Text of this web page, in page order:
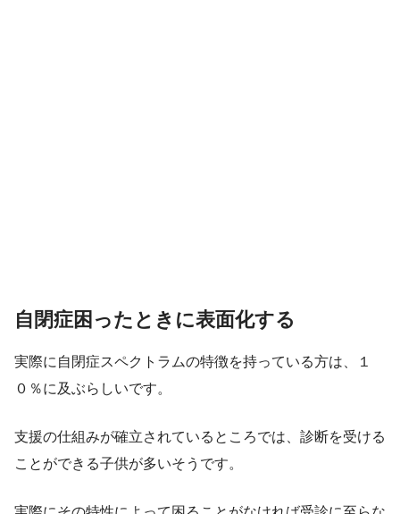
自閉症困ったときに表面化する
実際に自閉症スペクトラムの特徴を持っている方は、１
０％に及ぶらしいです。
支援の仕組みが確立されているところでは、診断を受ける
ことができる子供が多いそうです。